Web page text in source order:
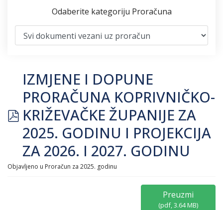
Odaberite kategoriju Proračuna
pdf
IZMJENE I DOPUNE
PRORAČUNA KOPRIVNIČKO-
KRIŽEVAČKE ŽUPANIJE ZA
2025. GODINU I PROJEKCIJA
ZA 2026. I 2027. GODINU
Objavljeno u Proračun za 2025. godinu
Preuzmi
(pdf,3.64 MB)